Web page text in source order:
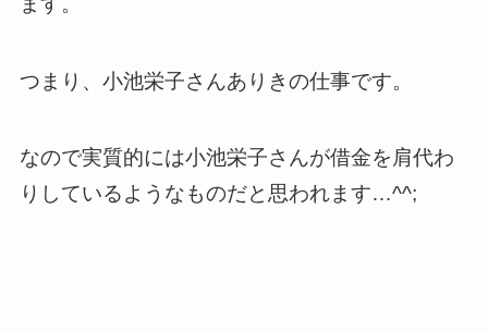
つまり、小池栄子さんありきの仕事です。
なので実質的には小池栄子さんが借金を肩代わ
りしているようなものだと思われます…^^;